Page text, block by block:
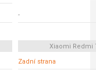
-
Xiaomi Redmi
Zadní strana